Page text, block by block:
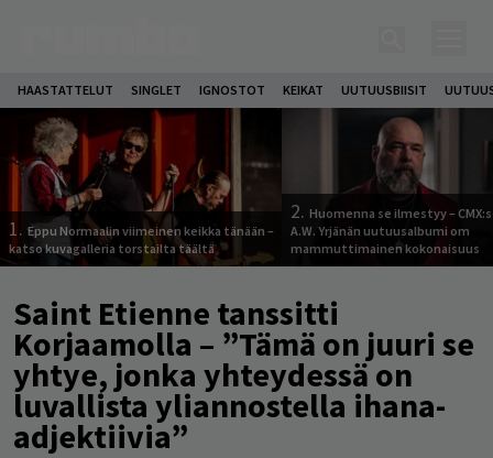
HAASTATTELUT SINGLET IGNOSTOT KEIKAT UUTUUSBIISIT
1. Eppu Normaalin viimeinen keikka tänään –
katso kuvagalleria torstailta täältä
2. Huomenna se ilmestyy –
A.W. Yrjänän uutuusalbumi om
mammuttimainen kokonaisuus
Saint Etienne tanssitti
Korjaamolla – ”Tämä on juuri se
yhtye, jonka yhteydessä on
luvallista yliannostella ihana-
adjektiivia”